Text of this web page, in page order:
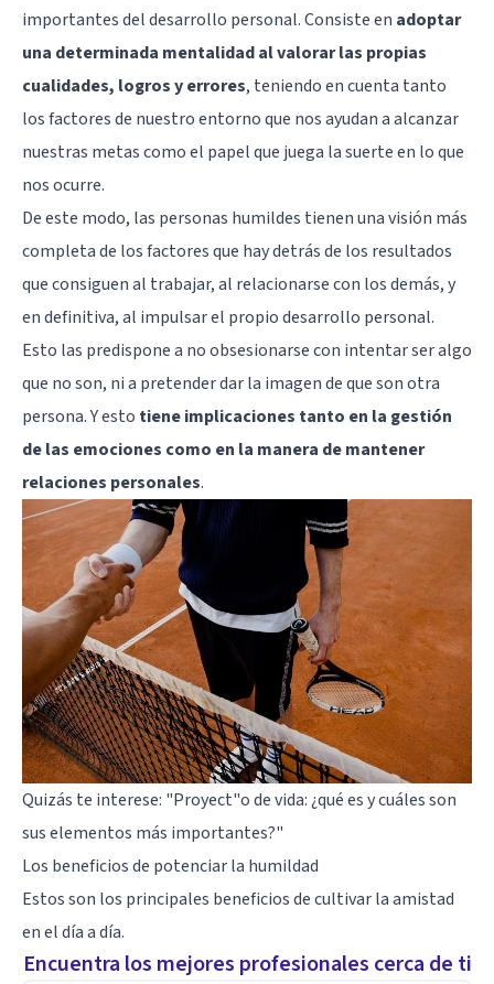
importantes deldesarrollo personal. Consiste en adoptar
una determinada mentalidad al valorar las propias
cualidades, logros y errores, teniendo en cuenta tanto
los factores de nuestro entorno que nos ayudan a alcanzar
nuestras metas como el papel que juega la suerte en lo que
nos ocurre.
De este modo, las personas humildes tienen una visión más
completa de los factores que hay detrás de los resultados
que consiguen al trabajar, al relacionarse con los demás, y
en definitiva, al impulsar el propio desarrollo personal.
Esto las predispone a no obsesionarse con intentar ser algo
que no son, ni a pretender dar la imagen de que son otra
persona. Y esto tiene implicaciones tanto en la gestión
de las emociones como en la manera de mantener
relaciones personales.
Quizás te interese: "Proyect"o de vida: ¿qué es y cuáles son
sus elementos más importantes?"
Los beneficios de potenciar la humildad
Estos son los principales beneficios de cultivar la amistad
en el día a día.
Encuentra los mejores profesionales cerca de ti